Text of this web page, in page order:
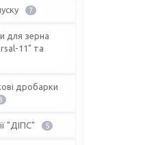
7
для зерна
11" та
дробарки
"ДІПС" 5